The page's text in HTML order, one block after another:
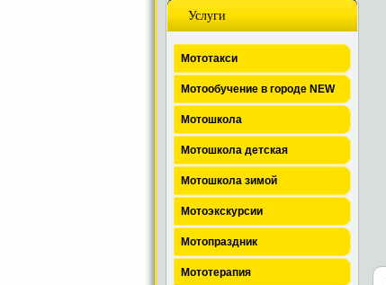
Услуги
Мототакси
Мотообучение в городе NEW
Мотошкола
Мотошкола детская
Мотошкола зимой
Мотоэкскурсии
Мотопраздник
Мототерапия